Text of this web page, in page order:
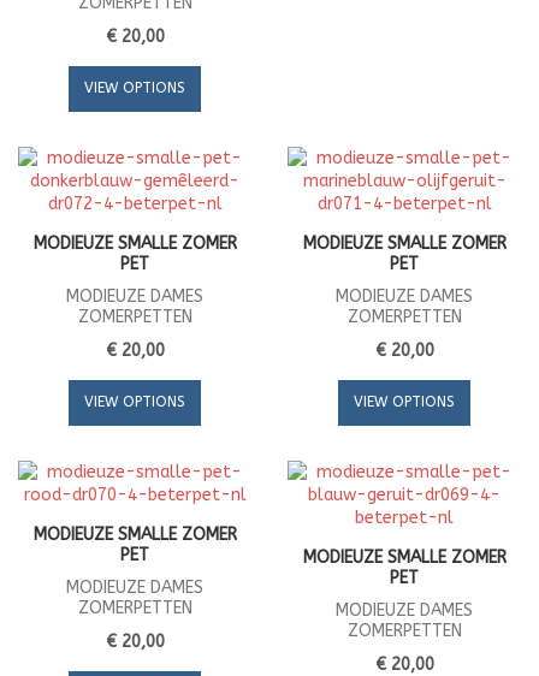
€ 20,00
VIEW OPTIONS
MODIEUZE SMALLE ZOMER
PET
MODIEUZE DAMES
ZOMERPETTEN
€ 20,00
VIEW OPTIONS
MODIEUZE SMALLE ZOMER
PET
MODIEUZE DAMES
ZOMERPETTEN
€ 20,00
VIEW OPTIONS
MODIEUZE SMALLE ZOMER
PET
MODIEUZE DAMES
ZOMERPETTEN
€ 20,00
MODIEUZE SMALLE ZOMER
PET
MODIEUZE DAMES
ZOMERPETTEN
€ 20,00